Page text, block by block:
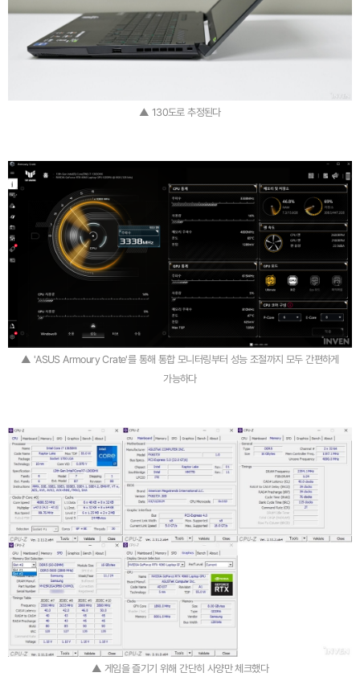
▲ 130도로 추정된다
▲ 'ASUS Armoury Crate'를 통해 통합 모니터링부터 성능 조절까지 모두 간편하게
가능하다
▲ 게임을 즐기기 위해 간단히 사양만 체크했다